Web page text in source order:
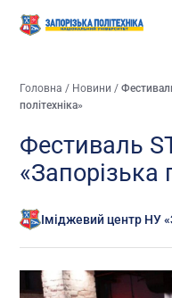
Головна / Новини /
політехніка»
Фестиваль
«Запорізька